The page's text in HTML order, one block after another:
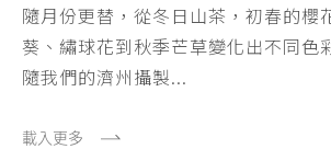
載入更多
隨月份更替，從冬日山茶，初春的櫻
葵、繡球花到秋季芒草變化出不同色
隨我們的濟州攝製...